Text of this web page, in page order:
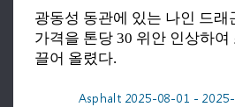
광동성 동관에 있는 나인 드래
가격을 톤당 30 위안 인상하
끌어 올렸다.